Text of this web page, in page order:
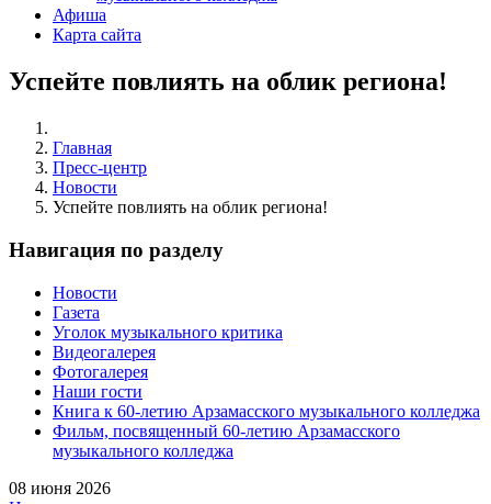
Афиша
Карта сайта
Успейте повлиять на облик региона!
Главная
Пресс-центр
Новости
Успейте повлиять на облик региона!
Навигация по разделу
Новости
Газета
Уголок музыкального критика
Видеогалерея
Фотогалерея
Наши гости
Книга к 60-летию Арзамасского музыкального колледжа
Фильм, посвященный 60-летию Арзамасского
музыкального колледжа
08 июня 2026